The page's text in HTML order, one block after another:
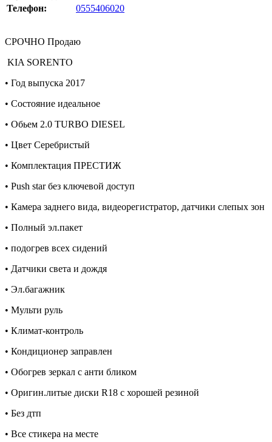
Телефон:
0555406020
СРОЧНО Продаю
KIA SORENTO
• Год выпуска 2017
• Состояние идеальное
• Обьем 2.0 TURBO DIESEL
• Цвет Серебристый
• Комплектация ПРЕСТИЖ
• Push star без ключевой доступ
• Камера заднего вида, видеорегистратор, датчики слепых зон
• Полный эл.пакет
• подогрев всех сидений
• Датчики света и дождя
• Эл.багажник
• Мульти руль
• Климат-контроль
• Кондиционер заправлен
• Обогрев зеркал с анти бликом
• Оригин.литые диски R18 с хорошей резиной
• Без дтп
• Все стикера на месте